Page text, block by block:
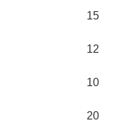
15
12
10
20